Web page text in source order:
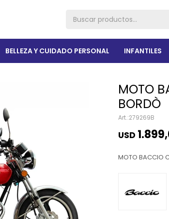
BELLEZA Y CUIDADO PERSONAL INFANTILES
MOTO
BORDÒ
279269B
USD
MOTO BACCIO